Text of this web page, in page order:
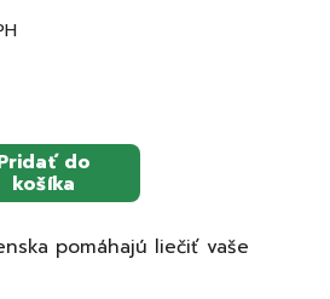
do
košíka
pomáhajú liečiť vaše